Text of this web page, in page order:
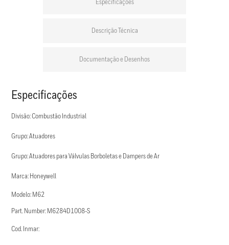
Especificações
Descrição Técnica
Documentação e Desenhos
Especificações
Divisão: Combustão Industrial
Grupo: Atuadores
Grupo: Atuadores para Válvulas Borboletas e Dampers de Ar
Marca: Honeywell
Modelo: M62
Part. Number: M6284D1008-S
Cod. Inmar: